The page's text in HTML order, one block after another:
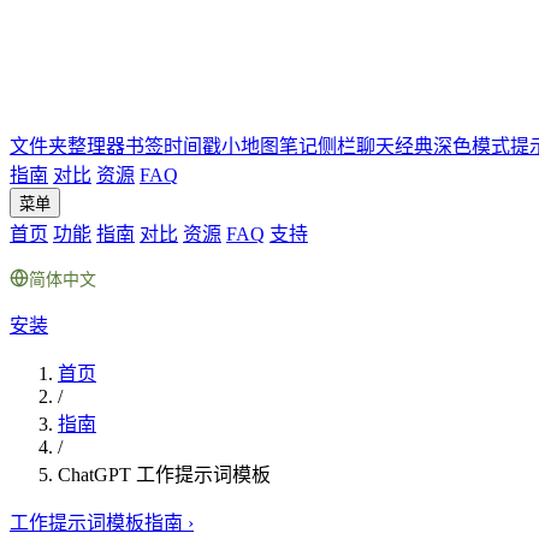
文件夹整理器书签时间戳小地图笔记侧栏聊天经典深色模式提
指南 对比 资源 FAQ
菜单
首页 功能 指南 对比 资源 FAQ 支持
简体中文
安装
首页
/
指南
/
ChatGPT 工作提示词模板
工作提示词模板指南 ›